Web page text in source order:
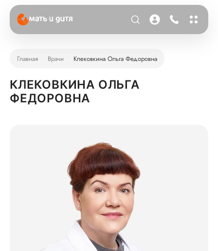
Главная Врачи Клековкина Ольга Федоровна
КЛЕКОВКИНА ОЛЬГА
ФЕДОРОВНА